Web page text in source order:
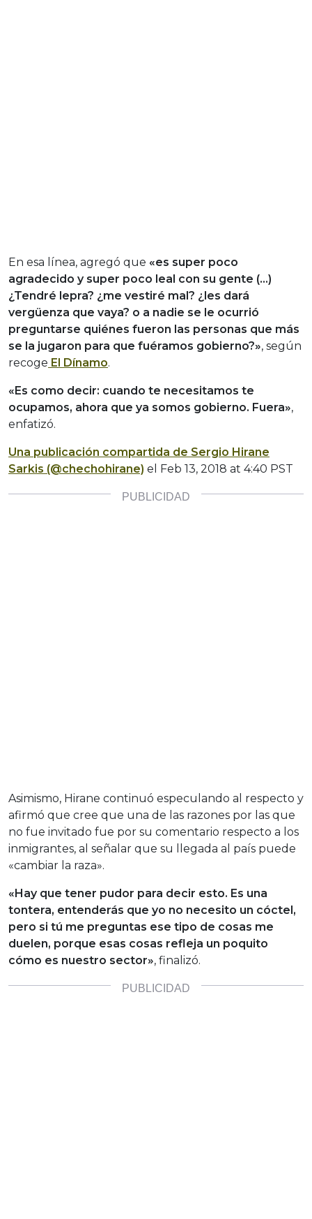
En esa línea, agregó que «es super poco
agradecido y super poco leal con su gente (…)
¿Tendré lepra? ¿me vestiré mal? ¿les dará
vergüenza que vaya? o a nadie se le ocurrió
preguntarse quiénes fueron las personas que más
se la jugaron para que fuéramos gobierno?», según
recoge El Dínamo.
«Es como decir: cuando te necesitamos te
ocupamos, ahora que ya somos gobierno. Fuera»,
enfatizó.
Una publicación compartida de Sergio Hirane
Sarkis (@chechohirane) el Feb 13, 2018 at 4:40 PST
Asimismo, Hirane continuó especulando al respecto y
afirmó que cree que una de las razones por las que
no fue invitado fue por su comentario respecto a los
inmigrantes, al señalar que su llegada al país puede
«cambiar la raza».
«Hay que tener pudor para decir esto. Es una
tontera, entenderás que yo no necesito un cóctel,
pero si tú me preguntas ese tipo de cosas me
duelen, porque esas cosas refleja un poquito
cómo es nuestro sector», finalizó.